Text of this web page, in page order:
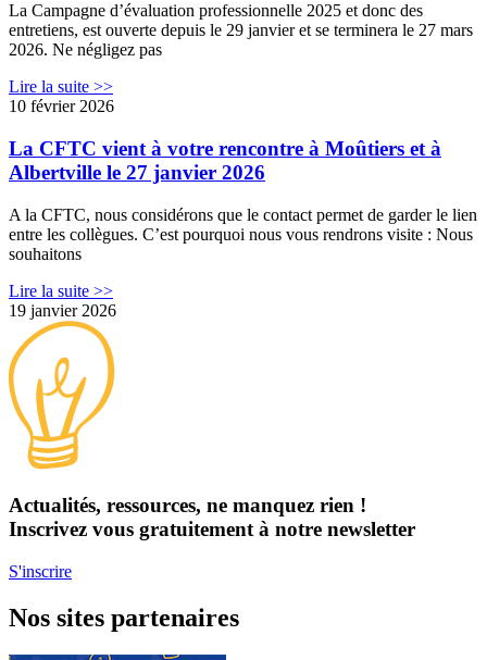
La Campagne d’évaluation professionnelle 2025 et donc des
entretiens, est ouverte depuis le 29 janvier et se terminera le 27 mars
2026. Ne négligez pas
Lire la suite >>
10 février 2026
La CFTC vient à votre rencontre à Moûtiers et à
Albertville le 27 janvier 2026
A la CFTC, nous considérons que le contact permet de garder le lien
entre les collègues. C’est pourquoi nous vous rendrons visite : Nous
souhaitons
Lire la suite >>
19 janvier 2026
Actualités, ressources, ne manquez rien !
Inscrivez vous gratuitement à notre newsletter
S'inscrire
Nos sites partenaires